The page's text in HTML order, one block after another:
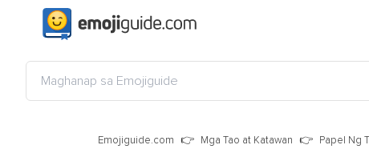
Emojiguide.com Mga Tao at Katawan Papel Ng